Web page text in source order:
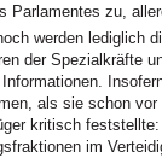
Parlamentes zu,
werden lediglich
der Spezialkräfte
als sie schon vor
kritisch
im